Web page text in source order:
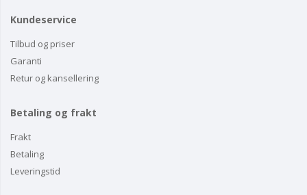
Kundeservice
Tilbud og priser
Garanti
Retur og kansellering
Betaling og frakt
Frakt
Betaling
Leveringstid